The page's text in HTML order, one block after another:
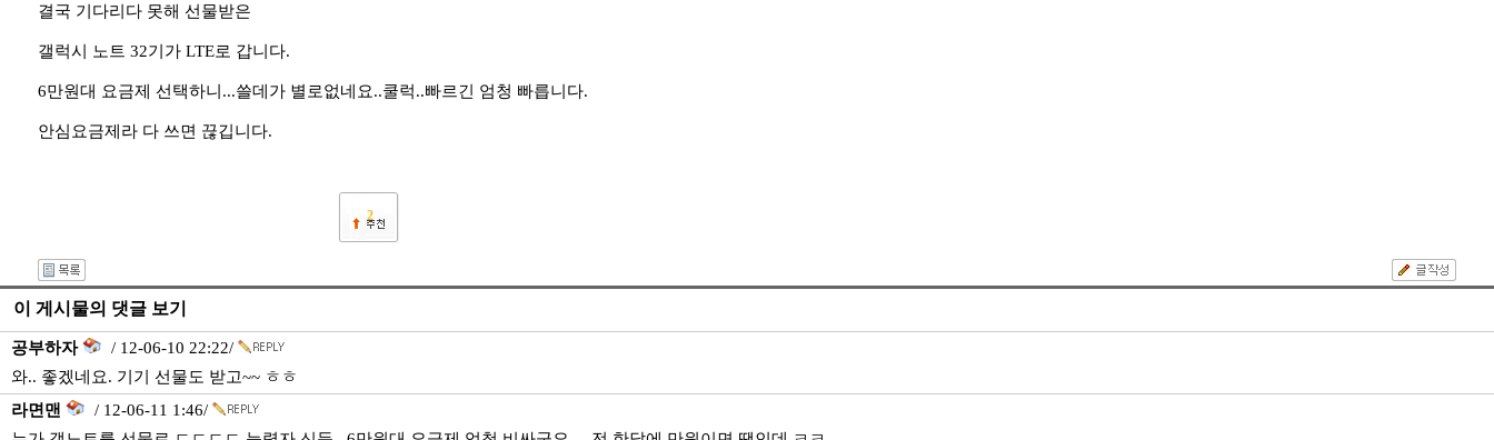
결국 기다리다 못해 선물받은
갤럭시 노트 32기가 LTE로 갑니다.
6만원대 요금제 선택하니...쓸데가 별로없네요..쿨럭..빠르긴 엄청 빠릅니다.
안심요금제라 다 쓰면 끊깁니다.
2
이 게시물의 댓글 보기
공부하자
/ 12-06-10 22:22/
와.. 좋겠네요. 기기 선물도 받고~~ ㅎㅎ
라면맨
/ 12-06-11 1:46/